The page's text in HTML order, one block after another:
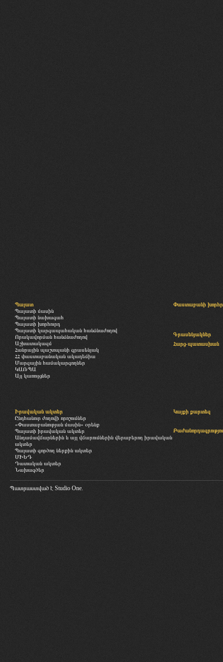
Պալատ
Պալատի մասին
Պալատի նախագահ
Պալատի խորհուրդ
Պալատի կարգապահական հանձնաժողով
Որակավորման հանձնաժողով
Աշխատակազմ
Հանրային պաշտպանի գրասենյակ
ՀՀ փաստաբանական ակադեմիա
Մարզային համակարգողներ
ԿԱՌՊԱ
Այլ կառույցներ
Փաստաբանի
Գրասենյակներ
Հարց-պատասխան
Իրավական ակտեր
Ընդհանուր ժողովի որոշումներ
«Փաստաբանության մասին» օրենք
Պալատի իրավական ակտեր
Անդամավճարներին և այլ վճարումներին վերաբերող իրավական
ակտեր
Պալատի գործող ներքին ակտեր
ՄԻԵԴ
Դատական ակտեր
Նախագծեր
Կայքի քարտեզ
Պատրաստված է Studio One.